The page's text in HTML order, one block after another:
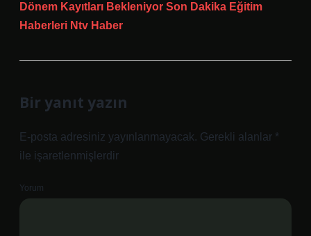
Dönem Kayıtları Bekleniyor Son Dakika Eğitim
Haberleri Ntv Haber
Bir yanıt yazın
E-posta adresiniz yayınlanmayacak. Gerekli alanlar *
ile işaretlenmişlerdir
Yorum